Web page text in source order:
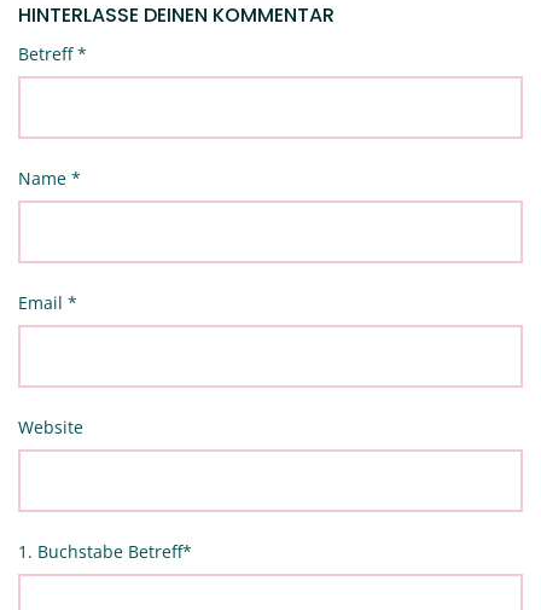
HINTERLASSE DEINEN KOMMENTAR
Betreff*
Name *
Email *
Website
1. Buchstabe Betreff*